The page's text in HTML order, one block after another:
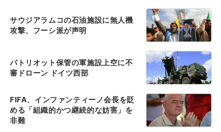
サウジアラムコの石油施設に無人機
攻撃、フーシ派が声明
パトリオット保管の軍施設上空に不
審ドローン ドイツ西部
FIFA、インファンティーノ会長を貶
める「組織的かつ継続的な妨害」を
非難